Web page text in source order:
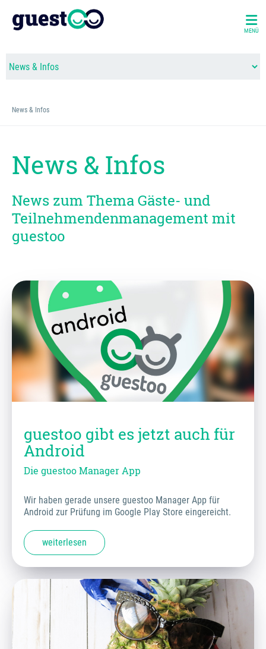
MENÜ
News & Infos
News & Infos
News zum Thema Gäste- und
Teilnehmendenmanagement mit
guestoo
guestoo gibt es jetzt auch für
Android
Die guestoo Manager App
Wir haben gerade unsere guestoo Manager App für
Android zur Prüfung im Google Play Store eingereicht.
weiterlesen